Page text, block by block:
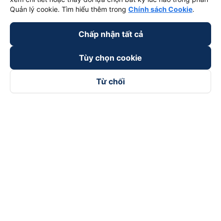
Quản lý cookie. Tìm hiểu thêm trong Chính sách Cookie.
Chấp nhận tất cả
Tùy chọn cookie
Từ chối